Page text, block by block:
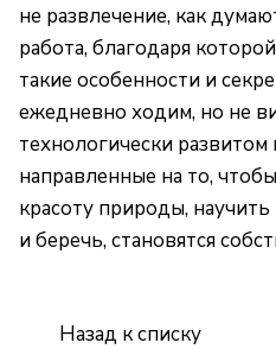
не развлечение, как
работа, благодаря
такие особенности и
ежедневно ходим, но не
технологически развитом
направленные на то,
красоту природы,
и беречь, становятся
Назад к списку